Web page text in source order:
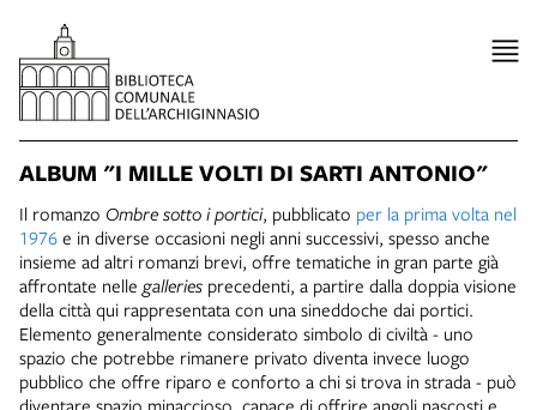
ALBUM "I MILLE VOLTI DI SARTI ANTONIO"
Il romanzo Ombre sotto i portici, pubblicato per la prima volta nel
1976 e in diverse occasioni negli anni successivi, spesso anche
insieme ad altri romanzi brevi, offre tematiche in gran parte già
affrontate nelle galleries precedenti, a partire dalla doppia visione
della città qui rappresentata con una sineddoche dai portici.
Elemento generalmente considerato simbolo di civiltà - uno
spazio che potrebbe rimanere privato diventa invece luogo
pubblico che offre riparo e conforto a chi si trova in strada - può
diventare spazio minaccioso, capace di offrire angoli nascosti e